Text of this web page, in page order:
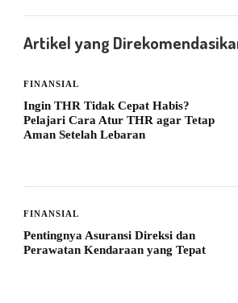
Artikel yang
FINANSIAL
Ingin THR Tidak Cepat Habis?
Pelajari Cara Atur THR agar Tetap
Aman Setelah Lebaran
FINANSIAL
Pentingnya Asuransi Direksi dan
Perawatan Kendaraan yang Tepat